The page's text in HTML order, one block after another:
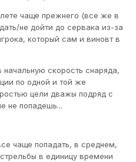
чаще прежнего (все же в
не дойти до сервака из-за
который сам и виновт в
скорость снаряда,
по одной и той же
цели дважы подряд с
не попадешь...
чаще попадать, в среднем,
в единицу времени